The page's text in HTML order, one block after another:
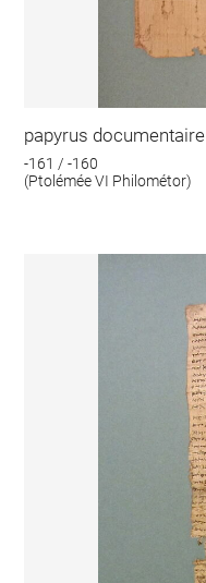
papyrus documentaire
-161 / -160
(Ptolémée VI Philométor)